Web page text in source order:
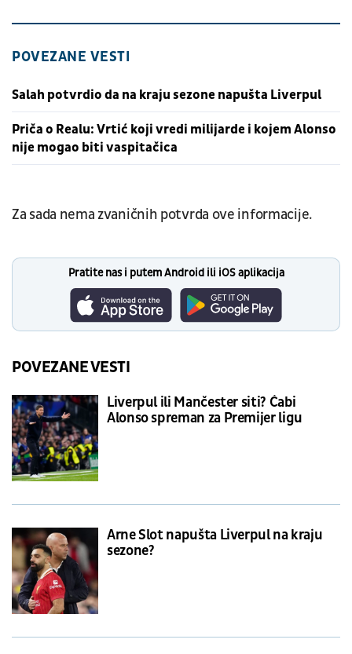
POVEZANE VESTI
Salah potvrdio da na kraju sezone napušta Liverpul
Priča o Realu: Vrtić koji vredi milijarde i kojem Alonso
nije mogao biti vaspitačica
Za sada nema zvaničnih potvrda ove informacije.
Pratite nas i putem Android ili iOS aplikacija
POVEZANE VESTI
Liverpul ili Mančester siti? Ćabi
Alonso spreman za Premijer ligu
Arne Slot napušta Liverpul na kraju
sezone?